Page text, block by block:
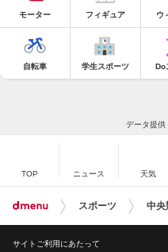
モーター フィギュア ウ
自転車 学生スポーツ Do
データ提供
TOP ニュース 天気
スポーツ 中央
サイトご利用にあたって